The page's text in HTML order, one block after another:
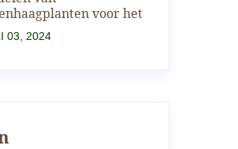
voor het
03, 2024